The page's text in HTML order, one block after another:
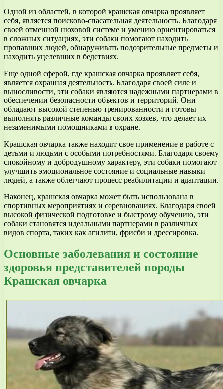
Одной из областей, в которой крашская овчарка проявляет
себя, является поисково-спасательная деятельность. Благодаря
своей отменной нюховой системе и умению ориентироваться
в сложных ситуациях, эти собаки помогают находить
пропавших людей, обнаруживать подозрительные предметы и
находить уцелевших в бедствиях.
Еще одной сферой, где крашская овчарка проявляет себя,
является охранная деятельность. Благодаря своей силе и
выносливости, эти собаки являются надежными партнерами в
обеспечении безопасности объектов и территорий. Они
обладают высокой степенью тренированности и готовы
выполнять различные команды своих хозяев, что делает их
незаменимыми помощниками в охране.
Крашская овчарка также находит свое применение в работе с
детьми и людьми с особыми потребностями. Благодаря своему
спокойному и добродушному характеру, эти собаки помогают
улучшить эмоциональное состояние и социальные навыки
людей, а также облегчают процесс реабилитации и адаптации.
Наконец, крашская овчарка может быть использована в
спортивных мероприятиях и соревнованиях. Благодаря своей
высокой физической подготовке и быстрому обучению, эти
собаки становятся идеальными партнерами в различных
видов спорта, таких как агилити, фрисби и дрессировка.
Основные заболевания и состояние
здоровья представителей породы
Крашская овчарка